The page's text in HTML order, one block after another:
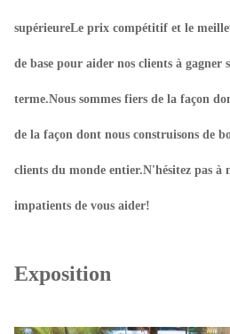
supérieureLe prix compétitif et le
de base pour aider nos clients à gagner
terme.Nous sommes fiers de la façon
de la façon dont nous construisons de
clients du monde entier.N'hésitez pas à
impatients de vous aider!
Exposition